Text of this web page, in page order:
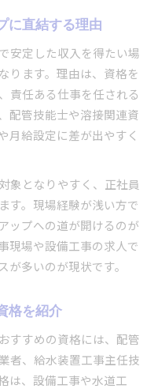
に直結する理由
安定した収入を得たい場
ります。理由は、資格を
責任ある仕事を任される
配管技能士や溶接関連資
月給設定に差が出やすく
象となりやすく、正社員
す。現場経験が浅い方で
ップへの道が開けるのが
現場や設備工事の求人で
多いのが現状です。
格を紹介
すすめの資格には、配管
者、給水装置工事主任技
は、設備工事や水道工